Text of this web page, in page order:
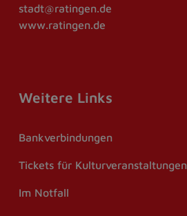
stadt@ratingen.de
www.ratingen.de
Weitere Links
Bankverbindungen
Tickets für Kulturveranstaltungen
Im Notfall